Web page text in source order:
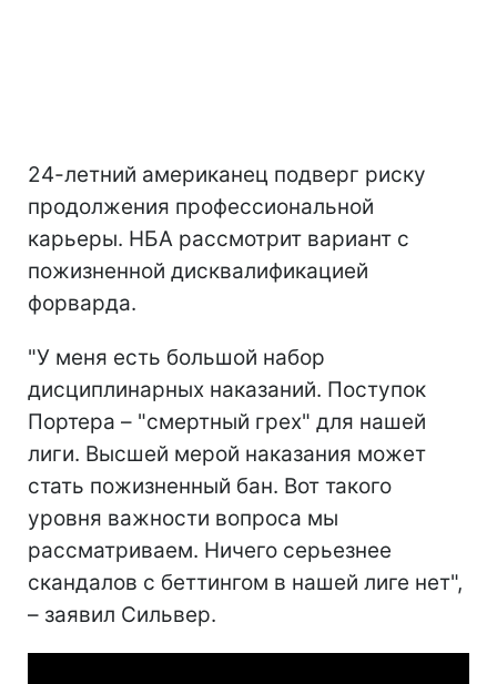
24-летний американец подверг риску
продолжения профессиональной
карьеры. НБА рассмотрит вариант с
пожизненной дисквалификацией
форварда.
"У меня есть большой набор
дисциплинарных наказаний. Поступок
Портера – "смертный грех" для нашей
лиги. Высшей мерой наказания может
стать пожизненный бан. Вот такого
уровня важности вопроса мы
рассматриваем. Ничего серьезнее
скандалов с беттингом в нашей лиге нет",
– заявил Сильвер.